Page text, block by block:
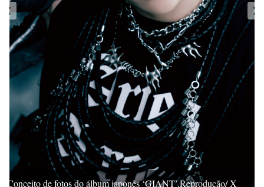
Conceito de fotos do álbum japonês ‘GIANT’.Reprodução/ X